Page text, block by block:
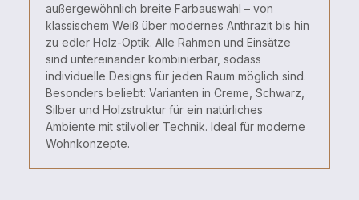
außergewöhnlich breite Farbauswahl – von
klassischem Weiß über modernes Anthrazit bis hin
zu edler Holz-Optik. Alle Rahmen und Einsätze
sind untereinander kombinierbar, sodass
individuelle Designs für jeden Raum möglich sind.
Besonders beliebt: Varianten in Creme, Schwarz,
Silber und Holzstruktur für ein natürliches
Ambiente mit stilvoller Technik. Ideal für moderne
Wohnkonzepte.